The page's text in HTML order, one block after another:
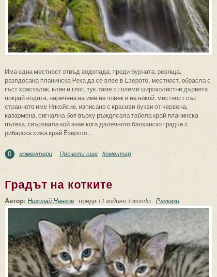
Има една местност отвъд водопада, преди бурната, ревяща,
разядосана планинска Река да се влее в Езерото; местност, обрасла с
гъст храсталак, клен и глог, тук-таме с големи широколистни дървета
покрай водата, наречена на име на човек и на никой, местност със
странното име Някойсие, изписано с красиви букви от червена,
казармена, сигнална боя върху ръждясала табела край планинска
пътека, свързвала кой знае кога далечното балканско градче с
рибарска хижа край Езерото...
0 коментари Прочети още about Някойсие или Синигера
Коментар
Градът на котките
Автор: Николай Нанков преди 12 години 3 months Разкази